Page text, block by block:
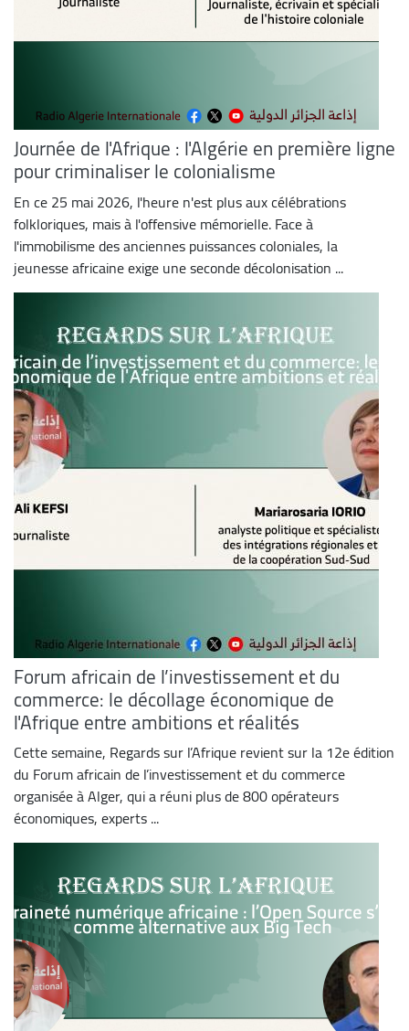
Journée de l'Afrique : l'Algérie en première ligne
pour criminaliser le colonialisme
En ce 25 mai 2026, l'heure n'est plus aux célébrations
folkloriques, mais à l'offensive mémorielle. Face à
l'immobilisme des anciennes puissances coloniales, la
jeunesse africaine exige une seconde décolonisation ...
Forum africain de l’investissement et du
commerce: le décollage économique de
l'Afrique entre ambitions et réalités
Cette semaine, Regards sur l’Afrique revient sur la 12e édition
du Forum africain de l’investissement et du commerce
organisée à Alger, qui a réuni plus de 800 opérateurs
économiques, experts ...